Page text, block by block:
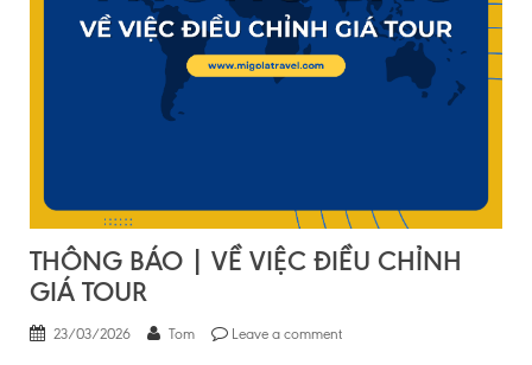
THÔNG BÁO | VỀ VIỆC ĐIỀU CHỈNH
GIÁ TOUR
23/03/2026 Tom Leave a comment